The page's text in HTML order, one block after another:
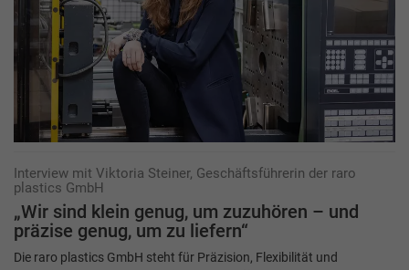
Interview mit Viktoria Steiner, Geschäftsführerin der raro
plastics GmbH
„Wir sind klein genug, um zuzuhören – und
präzise genug, um zu liefern“
Die raro plastics GmbH steht für Präzision, Flexibilität und